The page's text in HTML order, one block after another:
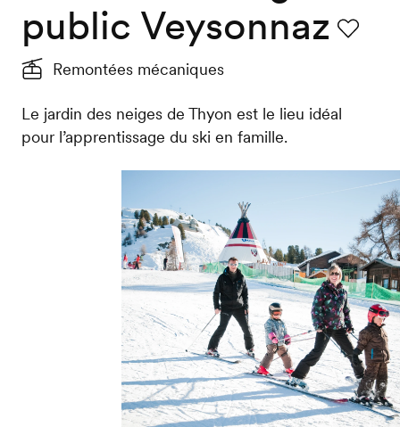
public Veysonnaz
Remontées mécaniques
Le jardin des neiges de Thyon est le lieu idéal
pour l’apprentissage du ski en famille.